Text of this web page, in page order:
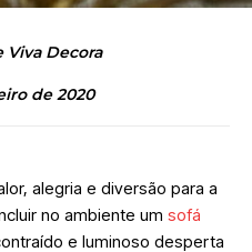
Viva Decora
de 2020
alegria e diversão para a
no ambiente um sofá
e luminoso desperta